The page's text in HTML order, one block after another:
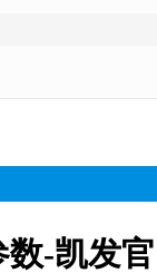
数-凯发